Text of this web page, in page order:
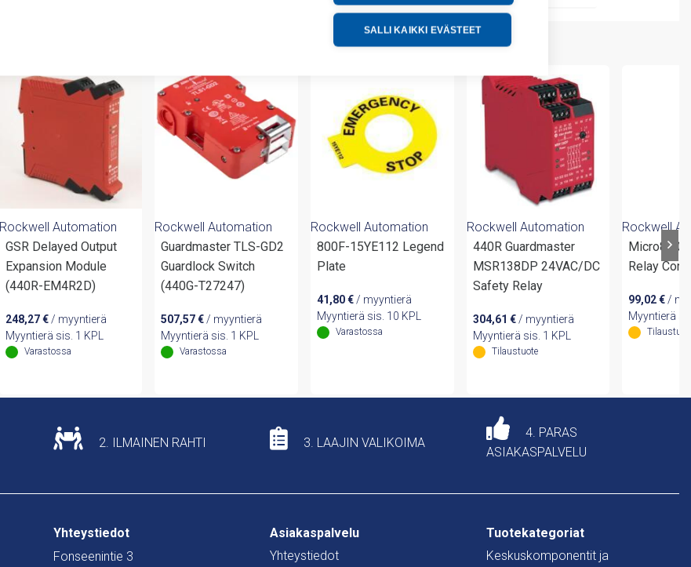
SALLI KAIKKI EVÄSTEET
Rockwell Automation
GSR Delayed Output
Expansion Module
(440R-EM4R2D)
248,27€/ myyntierä
Myyntierä sis. 1 KPL
Varastossa
Rockwell Automation
Guardmaster TLS-GD2
Guardlock Switch
(440G-T27247)
507,57€ / myyntierä
Myyntierä sis. 1 KPL
Varastossa
Rockwell Automation
800F-15YE112 Legend
Plate
41,80€ / myyntierä
Myyntierä sis. 10 KPL
Varastossa
Rockwell Automation
440R Guardmaster
MSR138DP 24VAC/DC
Safety Relay
304,61 €/ myyntierä
Myyntierä sis. 1 KPL
Tilaustuote
Rockwell
Micro810 12 I/O Smart
Relay
99,02€ /
Myyntierä
2. ILMAINEN RAHTI 3. LAAJIN VALIKOIMA
4. PARAS
ASIAKASPALVELU
Yhteystiedot
Fonseenintie 3
Asiakaspalvelu
Yhteystiedot
Tuotekategoriat
Keskuskomponentit ja